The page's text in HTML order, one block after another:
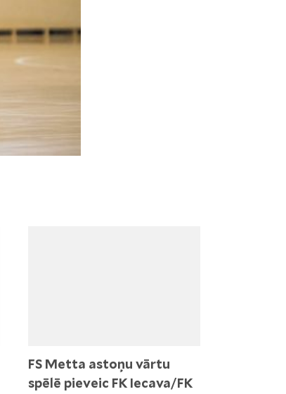
FS Metta astoņu vārtu
spēlē pieveic FK Iecava/FK